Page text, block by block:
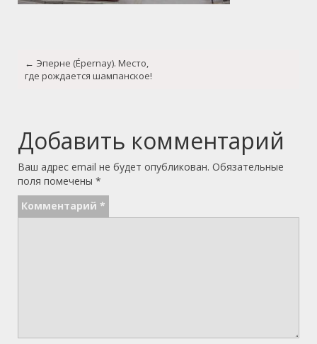
navigation
← Эперне (Épernay). Место,
где рождается шампанское!
Добавить комментарий
Ваш адрес email не будет опубликован. Обязательные
поля помечены *
Комментарий *